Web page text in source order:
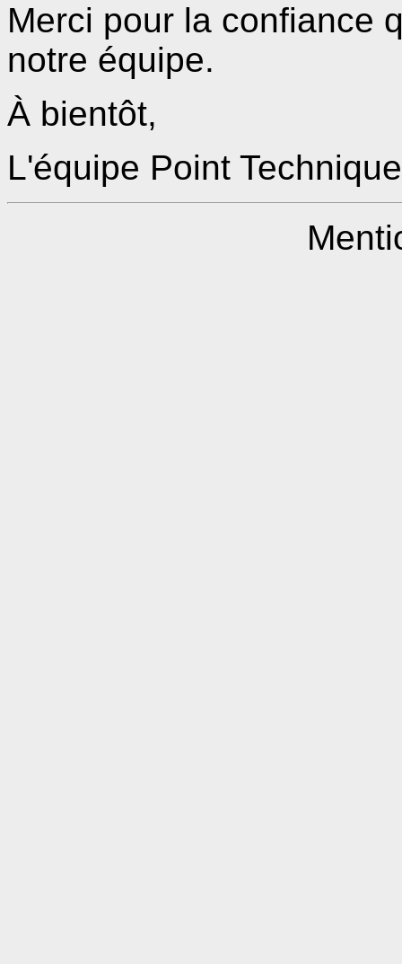
Merci pour la confiance
notre équipe.
À bientôt,
L'équipe Point Technique